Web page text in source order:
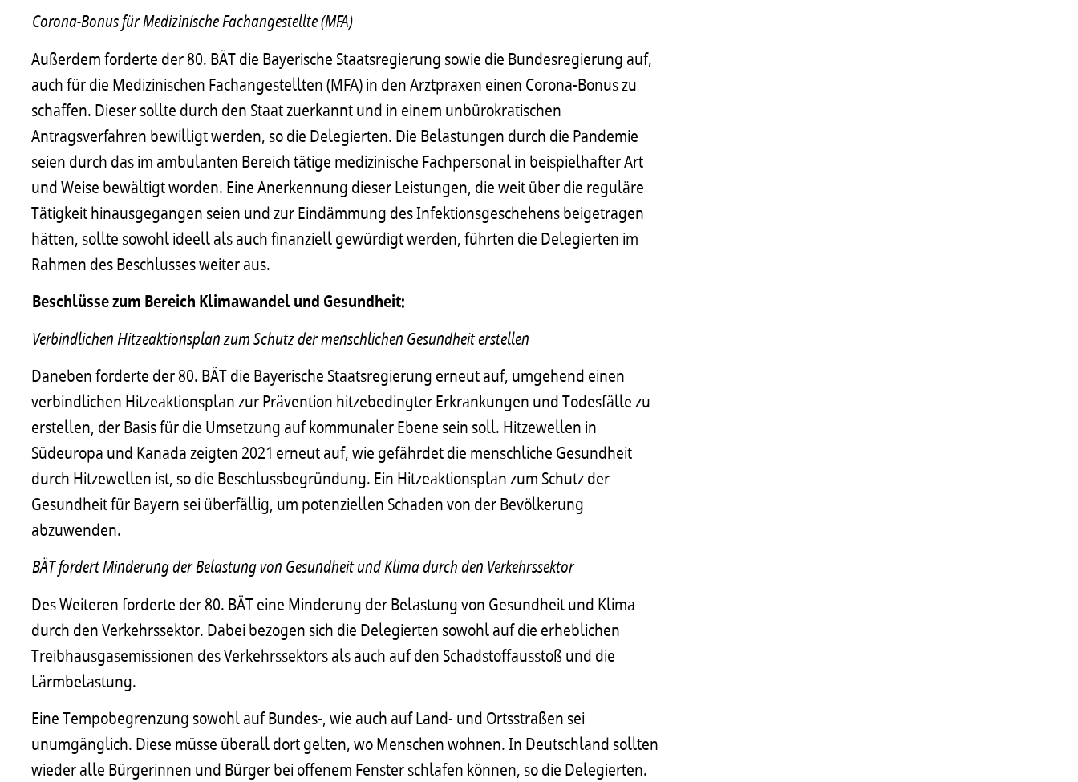
Corona-Bonus für Medizinische Fachangestellte (MFA)
Außerdem forderte der 80. BÄT die Bayerische Staatsregierung sowie die Bundesregierung auf,
auch für die Medizinischen Fachangestellten (MFA) in den Arztpraxen einen Corona-Bonus zu
schaffen. Dieser sollte durch den Staat zuerkannt und in einem unbürokratischen
Antragsverfahren bewilligt werden, so die Delegierten. Die Belastungen durch die Pandemie
seien durch das im ambulanten Bereich tätige medizinische Fachpersonal in beispielhafter Art
und Weise bewältigt worden. Eine Anerkennung dieser Leistungen, die weit über die reguläre
Tätigkeit hinausgegangen seien und zur Eindämmung des Infektionsgeschehens beigetragen
hätten, sollte sowohl ideell als auch finanziell gewürdigt werden, führten die Delegierten im
Rahmen des Beschlusses weiter aus.
Beschlüsse zum Bereich Klimawandel und Gesundheit:
Verbindlichen Hitzeaktionsplan zum Schutz der menschlichen Gesundheit erstellen
Daneben forderte der 80. BÄT die Bayerische Staatsregierung erneut auf, umgehend einen
verbindlichen Hitzeaktionsplan zur Prävention hitzebedingter Erkrankungen und Todesfälle zu
erstellen, der Basis für die Umsetzung auf kommunaler Ebene sein soll. Hitzewellen in
Südeuropa und Kanada zeigten 2021 erneut auf, wie gefährdet die menschliche Gesundheit
durch Hitzewellen ist, so die Beschlussbegründung. Ein Hitzeaktionsplan zum Schutz der
Gesundheit für Bayern sei überfällig, um potenziellen Schaden von der Bevölkerung
abzuwenden.
BÄT fordert Minderung der Belastung von Gesundheit und Klima durch den Verkehrssektor
Des Weiteren forderte der 80. BÄT eine Minderung der Belastung von Gesundheit und Klima
durch den Verkehrssektor. Dabei bezogen sich die Delegierten sowohl auf die erheblichen
Treibhausgasemissionen des Verkehrssektors als auch auf den Schadstoffausstoß und die
Lärmbelastung.
Eine Tempobegrenzung sowohl auf Bundes-, wie auch auf Land- und Ortsstraßen sei
unumgänglich. Diese müsse überall dort gelten, wo Menschen wohnen. In Deutschland sollten
wieder alle Bürgerinnen und Bürger bei offenem Fenster schlafen können, so die Delegierten.